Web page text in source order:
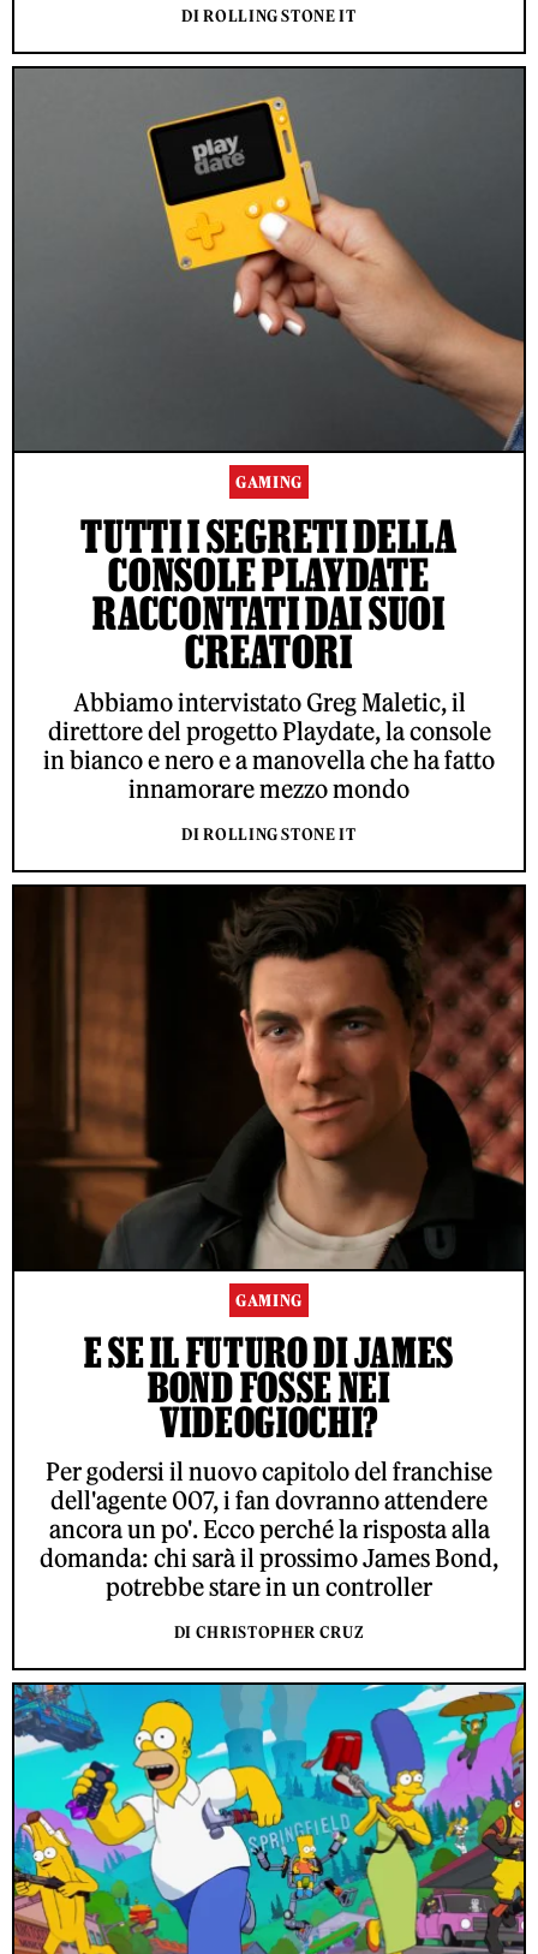
DI ROLLING STONE IT
GAMING
TUTTI I SEGRETI DELLA
CONSOLE PLAYDATE
RACCONTATI DAI SUOI
CREATORI
Abbiamo intervistato Greg Maletic, il
direttore del progetto Playdate, la console
in bianco e nero e a manovella che ha fatto
innamorare mezzo mondo
DI ROLLING STONE IT
GAMING
E SE IL FUTURO DI JAMES
BOND FOSSE NEI
VIDEOGIOCHI?
Per godersi il nuovo capitolo del franchise
dell'agente 007, i fan dovranno attendere
ancora un po'. Ecco perché la risposta alla
domanda: chi sarà il prossimo James Bond,
potrebbe stare in un controller
DI CHRISTOPHER CRUZ